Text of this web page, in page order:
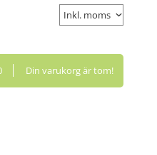
Din varukorg är tom!